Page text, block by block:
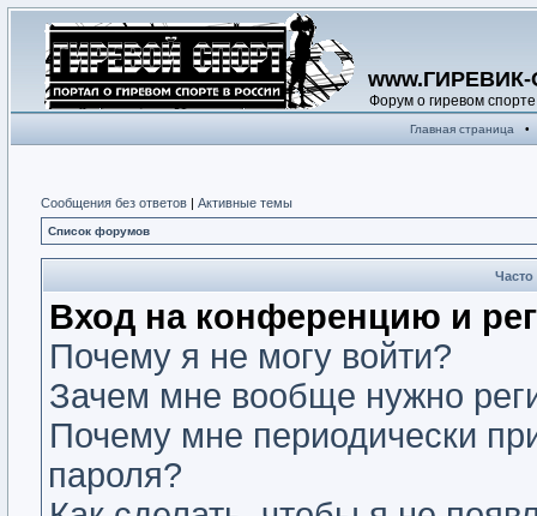
Форум о гиревом спорте
Главная страница •
Сообщения без ответов | Активные темы
Список форумов
Вход на конференцию и
Почему я не могу войти?
Зачем мне вообще нужно
Почему мне периодически
пароля?